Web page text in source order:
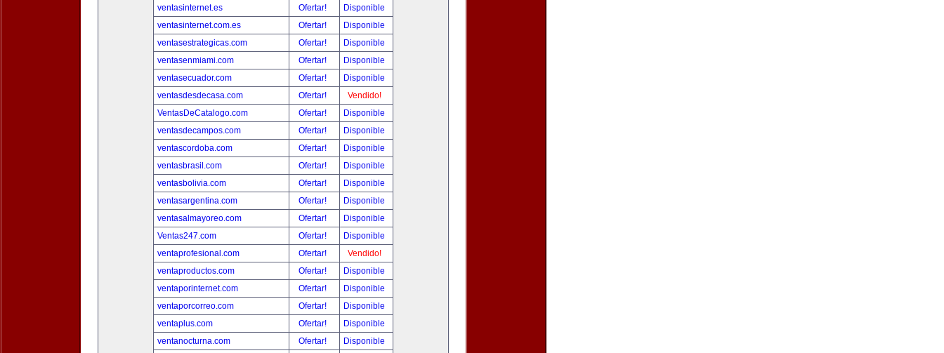
ventasinternet.es
Ofertar!
Disponible
ventasinternet.com.es
Ofertar!
Disponible
ventasestrategicas.com
Ofertar!
Disponible
ventasenmiami.com
Ofertar!
Disponible
ventasecuador.com
Ofertar!
Disponible
ventasdesdecasa.com
Ofertar!
Vendido!
VentasDeCatalogo.com
Ofertar!
Disponible
ventasdecampos.com
Ofertar!
Disponible
ventascordoba.com
Ofertar!
Disponible
ventasbrasil.com
Ofertar!
Disponible
ventasbolivia.com
Ofertar!
Disponible
ventasargentina.com
Ofertar!
Disponible
ventasalmayoreo.com
Ofertar!
Disponible
Ventas247.com
Ofertar!
Disponible
ventaprofesional.com
Ofertar!
Vendido!
ventaproductos.com
Ofertar!
Disponible
ventaporinternet.com
Ofertar!
Disponible
ventaporcorreo.com
Ofertar!
Disponible
ventaplus.com
Ofertar!
Disponible
ventanocturna.com
Ofertar!
Disponible